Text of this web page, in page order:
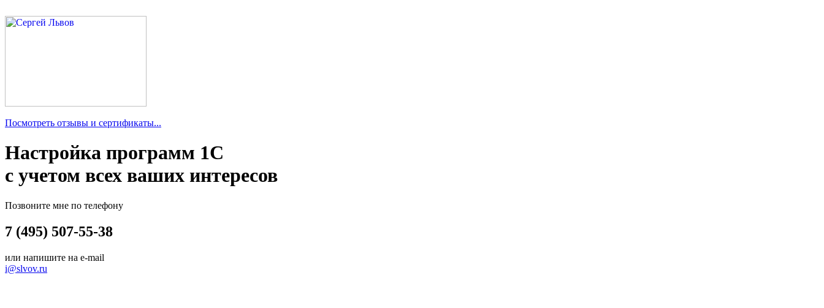
Посмотреть отзывы и сертификаты...
Настройка программ 1С
с учетом всех ваших интересов
Позвоните мне по телефону
7 (495) 507-55-38
или напишите на e-mail
i@slvov.ru